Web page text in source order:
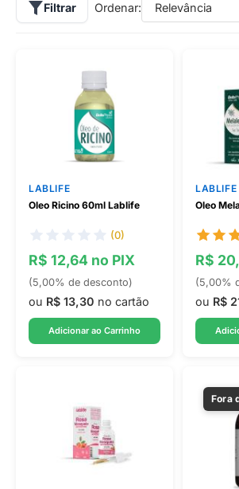
Filtrar Ordenar:
LABLIFE
Oleo Ricino 60ml Lablife
(0)
R$ 12,64 no PIX
(5,00% de desconto)
ou R$ 13,30 no cartão
Adicionar ao Carrinho
LABLIFE
Oleo
R$
(5,00%
ou R$
Fora